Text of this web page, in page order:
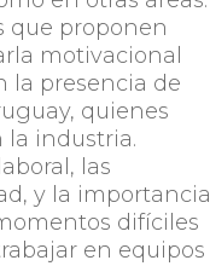
que proponen
motivacional
la presencia de
quienes
la industria.
las
y la importancia
difíciles
en equipos